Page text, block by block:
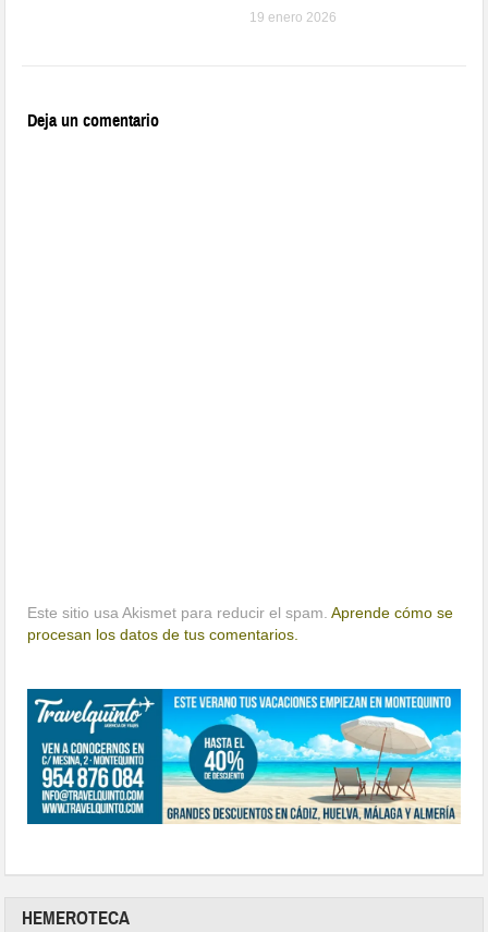
19 enero 2026
Deja un comentario
Este sitio usa Akismet para reducir el spam.Aprende cómo se
procesan los datos de tus comentarios.
HEMEROTECA